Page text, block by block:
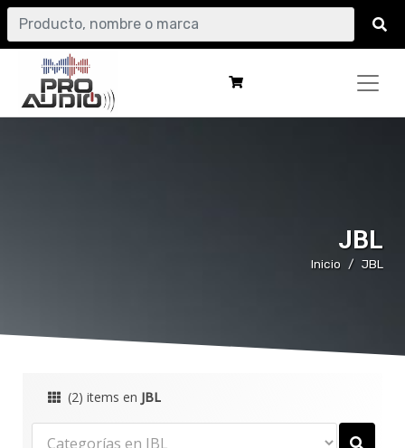
JBL
Inicio JBL
(2) items en JBL